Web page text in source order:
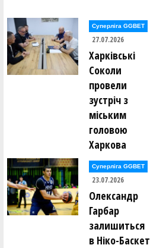
Євгеній Орлов ()
Вадим Палюх ()
Ганна Панамарьова ()
Владислав Панасюк ()
Ксенія Панькіна ()
Денис Парвадов ()
Ростислав Парнак ()
Вікторія Пасечник ()
Володимир Пєд'єв ()
Всеволод Пироженко ()
Денис Поворознюк ()
Микита Подтикан ()
Владислав Полоз ()
Денис Полтавський ()
Леся Полуяхтова ()
Максим Померанцев ()
Роман Пономаренко ()
Суперліга GGBET
27.07.2026
Харківські
Соколи
провели
зустріч з
міським
головою
Харкова
Суперліга GGBET
23.07.2026
Олександр
Гарбар
залишиться
в Ніко-Баскет